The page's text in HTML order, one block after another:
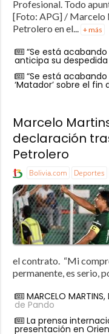
Profesional. Todo
[Foto: APG] / Marcelo
Petrolero en el... + más
“Se está
anticipa su
“Se está
‘Matador’ sobre el fin
Marcelo
declaración
Petrolero
Bolivia.com Deportes
el contrato. “Mi
permanente, es serio,
MARCELO
de Pando
La prensa
presentación en